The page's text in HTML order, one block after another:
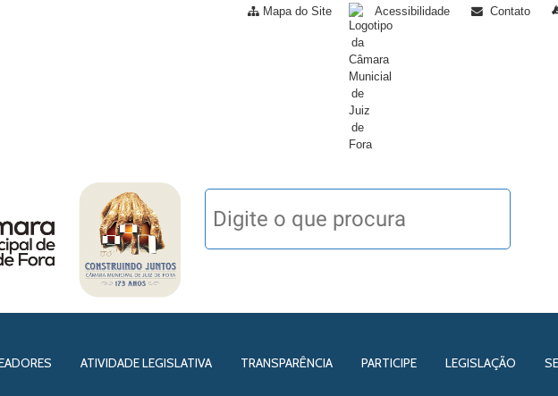
Mapa do Site Acessibilidade Contato
ATIVIDADE LEGISLATIVA TRANSPARÊNCIA PARTICIPE LEGISLAÇÃO